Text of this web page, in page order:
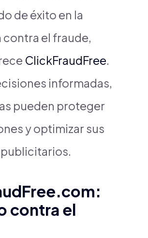
de éxito en la
el fraude,
ClickFraudFree.
informadas,
pueden proteger
y optimizar sus
contra el